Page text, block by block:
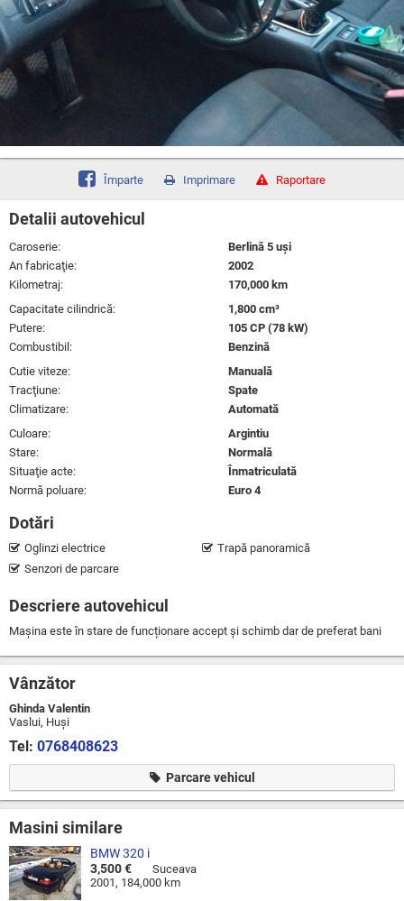
Împarte Imprimare Raportare
Detalii autovehicul
Caroserie:
Berlină 5 uşi
An fabricaţie:
2002
Kilometraj:
170,000 km
Capacitate cilindrică:
1,800 cm³
Putere:
105 CP (78 kW)
Combustibil:
Benzină
Cutie viteze:
Manuală
Tracţiune:
Spate
Climatizare:
Automată
Culoare:
Argintiu
Stare:
Normală
Situaţie acte:
Înmatriculată
Normă poluare:
Euro 4
Dotări
Oglinzi electrice
Trapă panoramică
Senzori de parcare
Descriere autovehicul
Mașina este în stare de funcționare accept și schimb dar de preferat bani
Vânzător
Ghinda Valentin
Vaslui, Huşi
Tel: 0768408623
Parcare vehicul
Masini similare
BMW 320 i
3,500 €
Suceava
2001, 184,000 km